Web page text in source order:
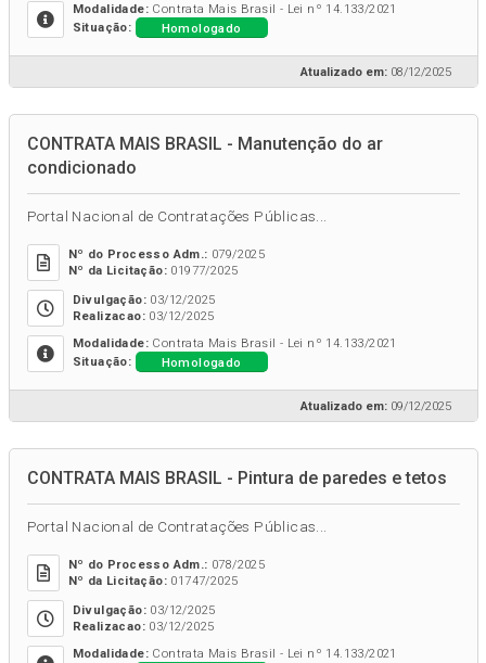
Modalidade:Contrata Mais Brasil - Lei nº 14.133/2021
Situação:
Homologado
Atualizado em: 08/12/2025
CONTRATA MAIS BRASIL - Manutenção do ar
condicionado
Portal Nacional de Contratações Públicas...
Nº do Processo Adm.: 079/2025
Nº da Licitação:01977/2025
Divulgação:03/12/2025
Realizacao:03/12/2025
Modalidade:Contrata Mais Brasil - Lei nº 14.133/2021
Situação:
Homologado
Atualizado em: 09/12/2025
CONTRATA MAIS BRASIL - Pintura de paredes e tetos
Portal Nacional de Contratações Públicas...
Nº do Processo Adm.: 078/2025
Nº da Licitação:01747/2025
Divulgação:03/12/2025
Realizacao:03/12/2025
Modalidade:Contrata Mais Brasil - Lei nº 14.133/2021